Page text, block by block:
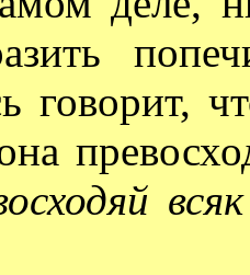
говорит,